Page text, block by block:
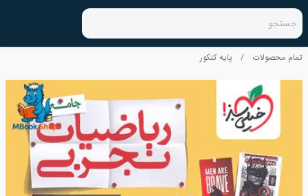
جستجو
تمام محصولات / پایه کنکور